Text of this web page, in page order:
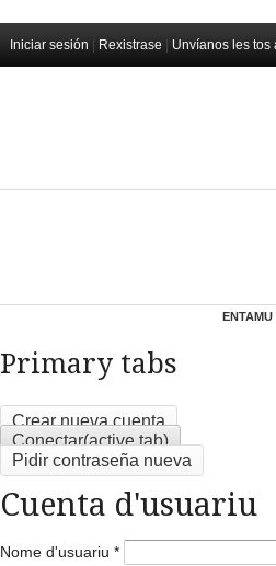
Iniciar sesión Rexistrase Unvíanos les tos
ENTAMU
Primary tabs
Crear nueva cuenta
Conectar(active tab)
Pidir contraseña nueva
Cuenta d'usuariu
Nome d'usuariu *